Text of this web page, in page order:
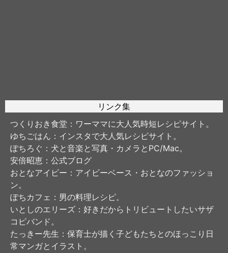
リンク集
つくりおき食堂 ：ワーママに大人気時短レシピサイト。
ゆちごはん ：インスタで大人気レシピサイト。
ぽちろぐ ：犬と音楽と写真・カメラとPC/Mac。
安倍昭恵 ：公式ブログ
おとなアイビー ：アイビーベース・おとなのファッショ
ン。
ぽちカフェ ：男の料理レシピ。
いとしのエリーズ ：好きだからトリビュートしたいサザ
コピバンド。
たっきー先生 ：保育士が描く子どもたちとのほっこり日
常マンガとイラスト。